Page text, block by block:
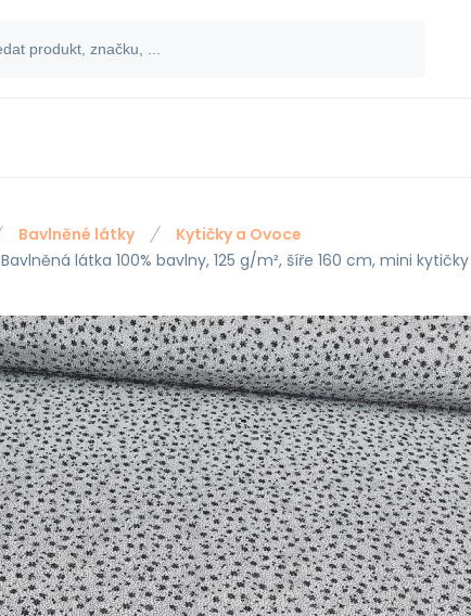
Bavlněné látky
Kytičky a Ovoce
Bavlněná látka 100% bavlny, 125 g/m², šíře 160 cm, mini